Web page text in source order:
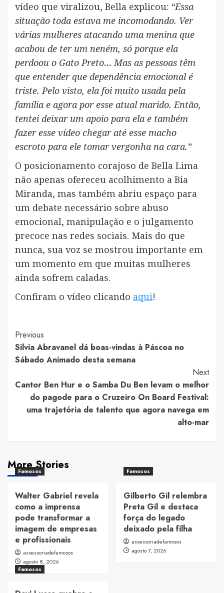
vídeo que viralizou, Bella explicou: “Essa
situação toda estava me incomodando. Ver
várias mulheres atacando uma menina que
acabou de ter um neném, só porque ela
perdoou o Gato Preto… Mas as pessoas têm
que entender que dependência emocional é
triste. Pelo visto, ela foi muito usada pela
família e agora por esse atual marido. Então,
tentei deixar um apoio para ela e também
fazer esse vídeo chegar até esse macho
escroto para ele tomar vergonha na cara.”
O posicionamento corajoso de Bella Lima
não apenas ofereceu acolhimento a Bia
Miranda, mas também abriu espaço para
um debate necessário sobre abuso
emocional, manipulação e o julgamento
precoce nas redes sociais. Mais do que
nunca, sua voz se mostrou importante em
um momento em que muitas mulheres
ainda sofrem caladas.
Confiram o vídeo clicando aqui!
Post
Navigation
Previous
Silvia Abravanel dá boas-vindas à Páscoa no
Sábado Animado desta semana
Next
Cantor Ben Hur e o Samba Du Ben levam o melhor
do pagode para o Cruzeiro On Board Festival:
uma trajetória de talento que agora navega em
alto-mar
More Stories
Famosos
Walter Gabriel revela
como a imprensa
pode transformar a
imagem de empresas
e profissionais
assessoriadefamosos
agosto 8, 2026
Famosos
Gilberto Gil relembra
Preta Gil e destaca
força do legado
deixado pela filha
assessoriadefamosos
agosto 7, 2026
Famosos